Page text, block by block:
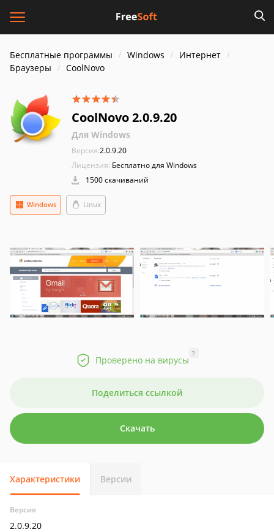
Бесплатные программы Windows
Интернет
Браузеры
CoolNovo
CoolNovo 2.0.9.20
Для Windows
Версия:2.0.9.20
Лицензия: Бесплатно для Windows
1500 скачиваний
Linux
Windows
Проверено на вирусы
?
Поделиться ссылкой
Скачать
Характеристики Версии
Версия
2.0.9.20